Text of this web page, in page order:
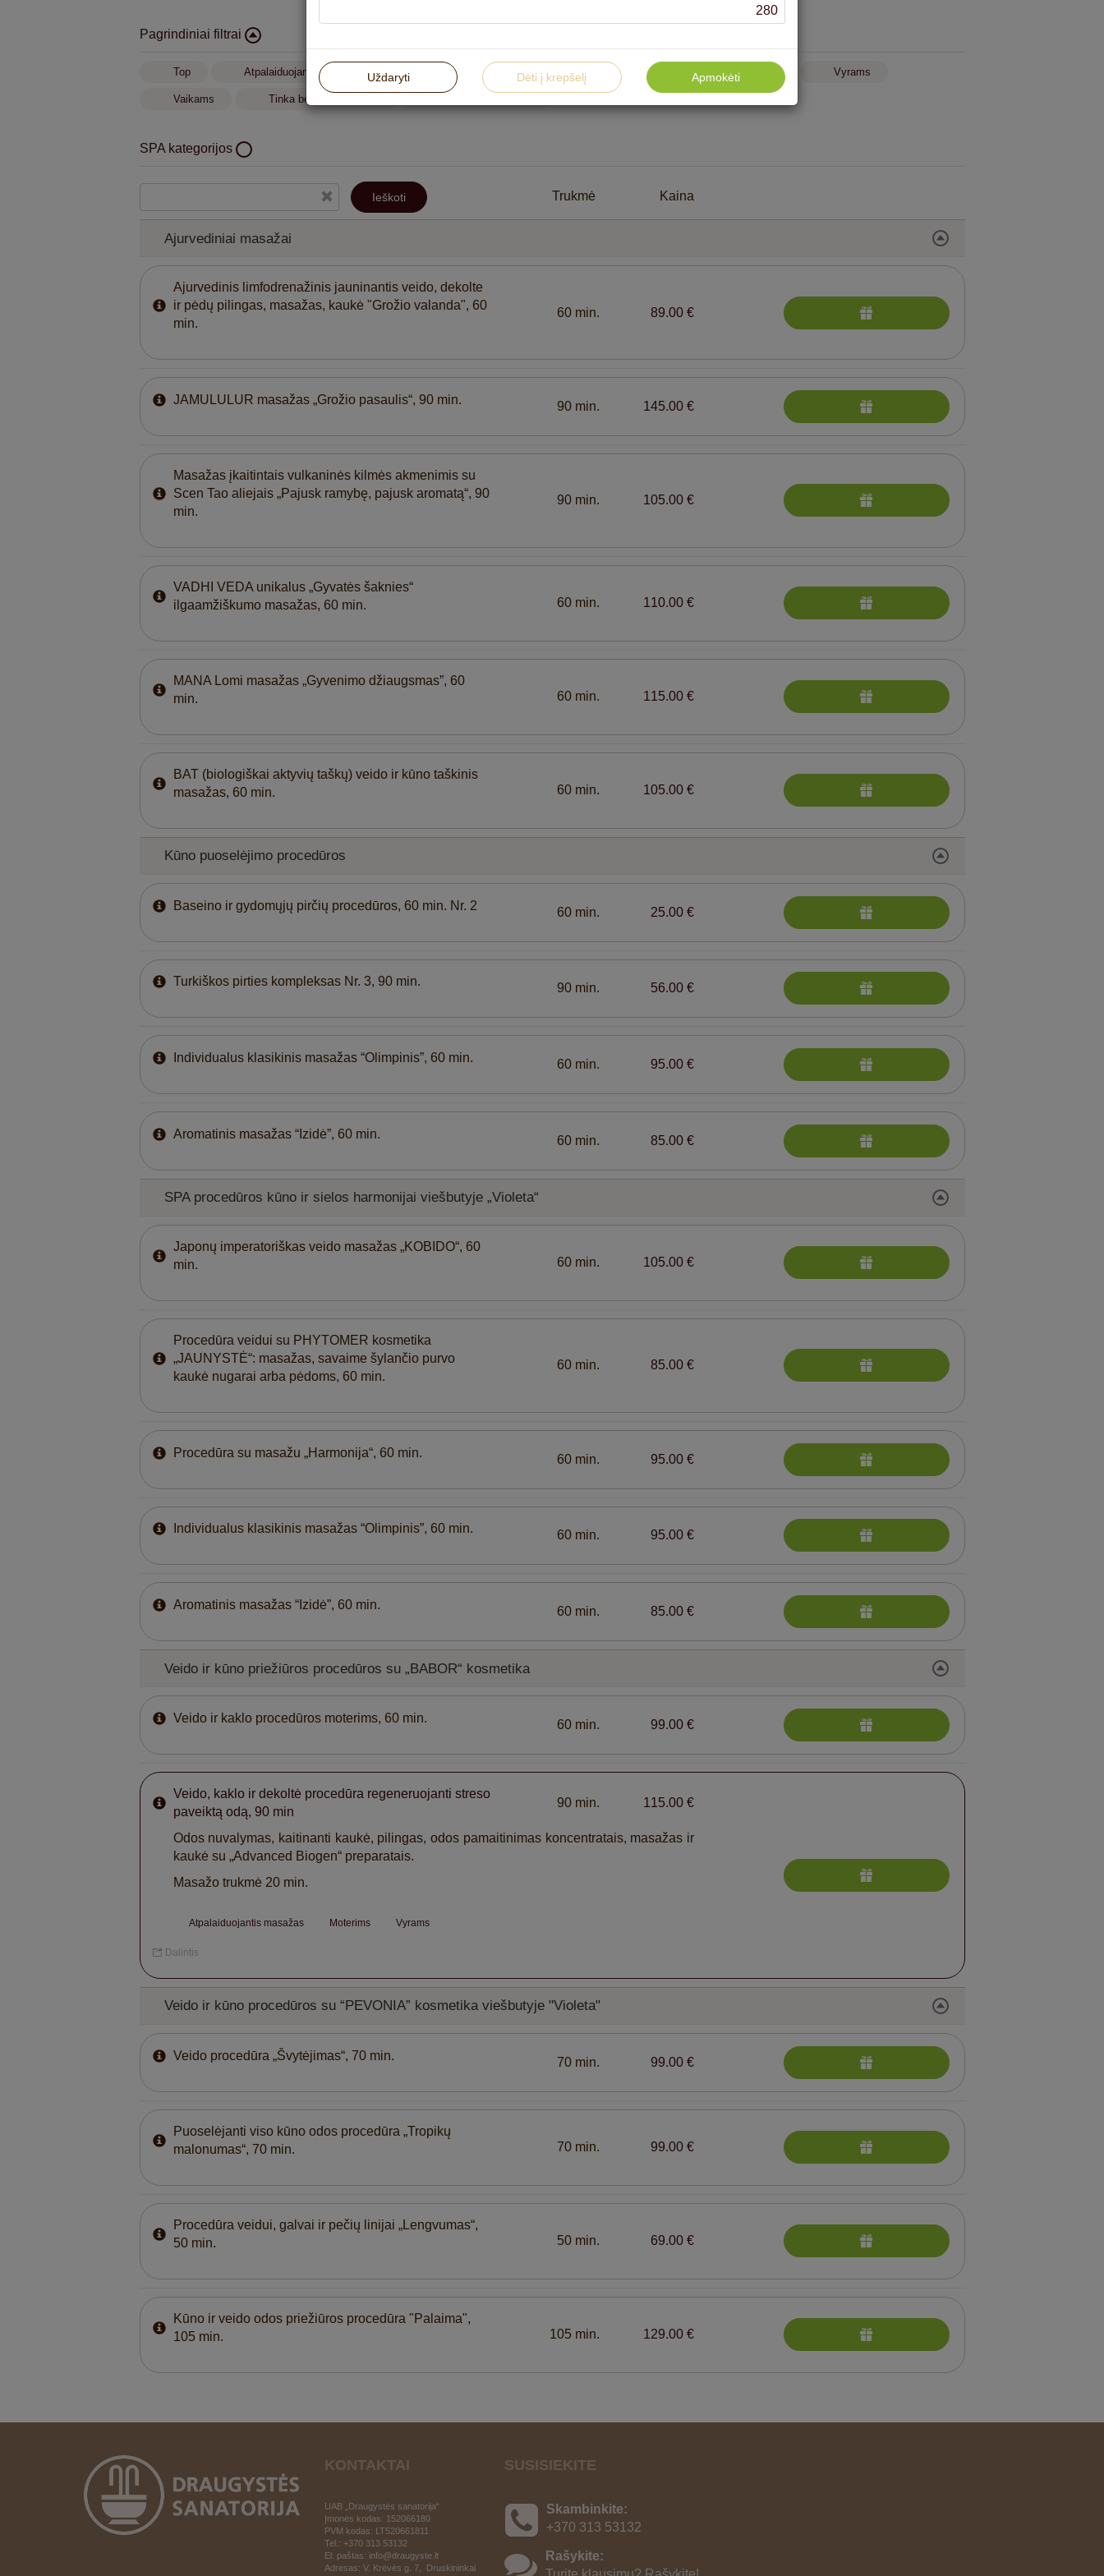
Pagrindiniai filtrai
Top Atpalaiduojantis masažas Sportinis masažas Aromaterapinis masažas Moterims Vyrams
Vaikams Tinka besilaukiančioms
SPA kategorijos
Kūno puoselėjimo procedūros
„Violeta“
kosmetika
Ieškoti Trukmė Kaina
Ajurvediniai masažai
Ajurvedinis limfodrenažinis jauninantis veido, dekolte
ir pėdų pilingas, masažas, kaukė "Grožio valanda", 60
min.
60 min. 89.00 €
JAMULULUR masažas „Grožio pasaulis“, 90 min. 90 min. 145.00 €
Masažas įkaitintais vulkaninės kilmės akmenimis su
Scen Tao aliejais „Pajusk ramybę, pajusk aromatą“, 90
min.
90 min. 105.00 €
VADHI VEDA unikalus „Gyvatės šaknies“
ilgaamžiškumo masažas, 60 min.
60 min. 110.00 €
MANA Lomi masažas „Gyvenimo džiaugsmas”, 60
min.
60 min. 115.00 €
BAT (biologiškai aktyvių taškų) veido ir kūno taškinis
masažas, 60 min.
60 min. 105.00 €
Kūno puoselėjimo procedūros
Baseino ir gydomųjų pirčių procedūros, 60 min. Nr. 2 60 min. 25.00 €
Turkiškos pirties kompleksas Nr. 3, 90 min. 90 min. 56.00 €
Individualus klasikinis masažas “Olimpinis”, 60 min. 60 min. 95.00 €
Aromatinis masažas “Izidė”, 60 min. 60 min. 85.00 €
SPA procedūros kūno ir sielos harmonijai viešbutyje „Violeta“
Japonų imperatoriškas veido masažas „KOBIDO“, 60
min.
60 min. 105.00 €
Procedūra veidui su PHYTOMER kosmetika
„JAUNYSTĖ“: masažas, savaime šylančio purvo
kaukė nugarai arba pėdoms, 60 min.
60 min. 85.00 €
Procedūra su masažu „Harmonija“, 60 min. 60 min. 95.00 €
Individualus klasikinis masažas “Olimpinis”, 60 min. 60 min. 95.00 €
Aromatinis masažas “Izidė”, 60 min. 60 min. 85.00 €
Veido ir kūno priežiūros procedūros su „BABOR“ kosmetika
Veido ir kaklo procedūros moterims, 60 min. 60 min. 99.00 €
Veido, kaklo ir dekoltė procedūra regeneruojanti streso
paveiktą odą, 90 min
90 min. 115.00 €
Odos nuvalymas, kaitinanti kaukė, pilingas, odos pamaitinimas koncentratais, masažas ir
kaukė su „Advanced Biogen“ preparatais.
Masažo trukmė 20 min.
Atpalaiduojantis masažas Moterims Vyrams
Dalintis
Veido ir kūno procedūros su “PEVONIA” kosmetika viešbutyje "Violeta"
Veido procedūra „Švytėjimas“, 70 min. 70 min. 99.00 €
Puoselėjanti viso kūno odos procedūra „Tropikų
malonumas“, 70 min.
70 min. 99.00 €
Procedūra veidui, galvai ir pečių linijai „Lengvumas“,
50 min.
50 min. 69.00 €
Kūno ir veido odos priežiūros procedūra "Palaima",
105 min.
105 min. 129.00 €
280
Uždaryti Dėti į krepšelį Apmokėti
KONTAKTAI
UAB „Draugystės sanatorija“
Įmonės kodas: 152066180
PVM kodas: LT520661811
Tel.: +370 313 53132
El. paštas: info@draugyste.lt
Adresas: V. Krėvės g. 7, Druskininkai
SUSISIEKITE
Skambinkite:
+370 313 53132
Rašykite: